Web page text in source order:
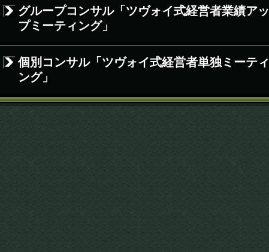
グループコンサル「ツヴォイ式経営者業績アッ
プミーティング」
個別コンサル「ツヴォイ式経営者単独ミーティ
ング」